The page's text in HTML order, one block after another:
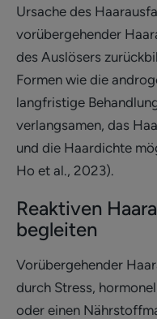
Ursache des
vorübergehender
des Auslösers
Formen wie die
langfristige
verlangsamen, das
und die Haardichte
Ho et al., 2023).
Reaktiven
begleiten
Vorübergehender
durch Stress,
oder einen